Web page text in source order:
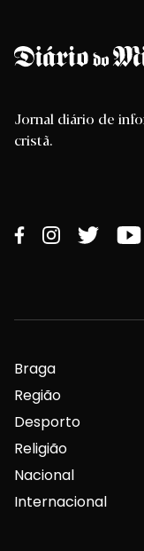
Jornal diário de
cristã.
Braga
Região
Desporto
Religião
Nacional
Internacional